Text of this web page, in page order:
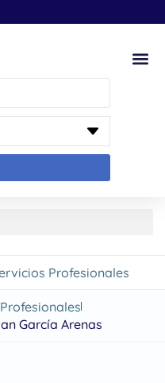
Profesionales
García Arenas